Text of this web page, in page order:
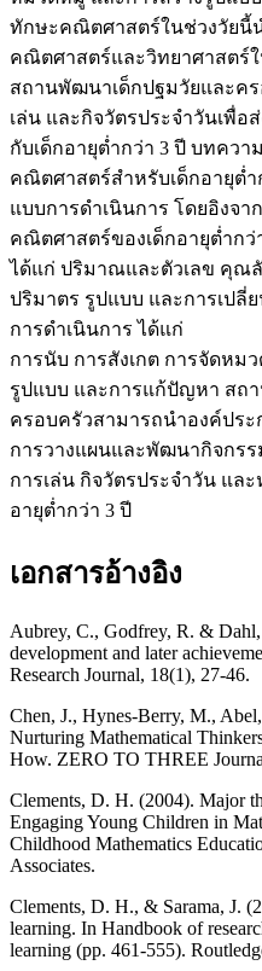
ทักษะคณิตศาสตร์ในช่วงวัยนี้น
คณิตศาสตร์และวิทยาศาสตร์
สถานพัฒนาเด็กปฐมวัยและค
เล่น และกิจวัตรประจำวันเพื่อ
กับเด็กอายุต่ำกว่า 3 ปี บทคว
คณิตศาสตร์สำหรับเด็กอายุต่
แบบการดำเนินการ โดยอิงจ
คณิตศาสตร์ของเด็กอายุต่ำก
ได้แก่ ปริมาณและตัวเลข คุ
ปริมาตร รูปแบบ และการเปลี่
การดำเนินการ ได้แก่
การนับ การสังเกต การจัดหม
รูปแบบ และการแก้ปัญหา สถ
ครอบครัวสามารถนำองค์ปร
การวางแผนและพัฒนากิจกรร
การเล่น กิจวัตรประจำวัน แล
อายุต่ำกว่า 3 ปี
เอกสารอ้างอิง
Aubrey, C., Godfrey, R. &
development and later
Research Journal, 18(1), 27-46.
Chen, J., Hynes-Berry, M.,
Nurturing Mathematical
How. ZERO TO THREE
Clements, D. H. (2004). Major
Engaging Young Children in
Childhood Mathematics
Associates.
Clements, D. H., & Sarama, J.
learning. In Handbook of
learning (pp. 461-555).